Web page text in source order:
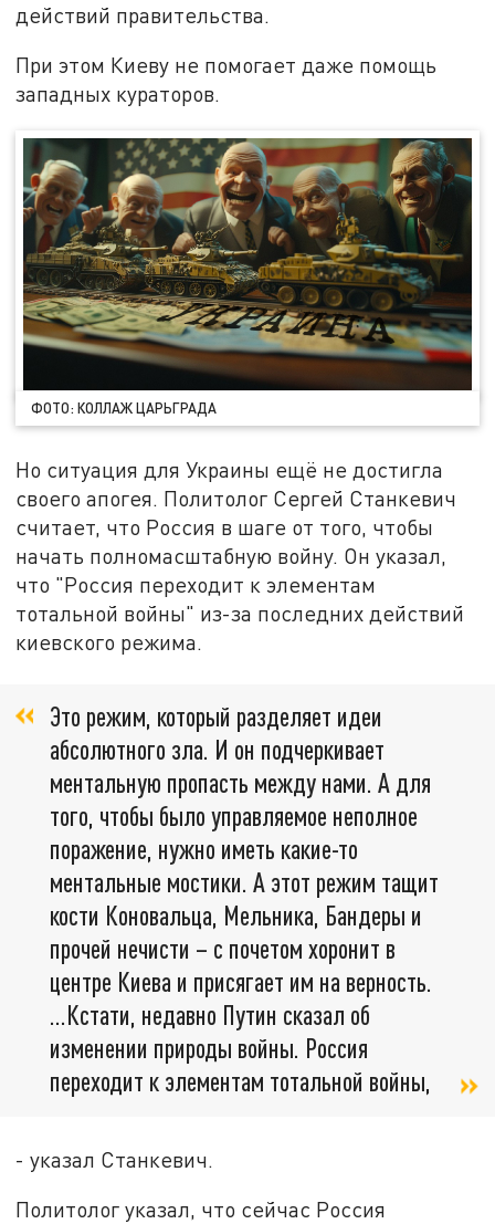
действий правительства.
При этом Киеву не помогает даже помощь
западных кураторов.
ФОТО: КОЛЛАЖ ЦАРЬГРАДА
Но ситуация для Украины ещё не достигла
своего апогея. Политолог Сергей Станкевич
считает, что Россия в шаге от того, чтобы
начать полномасштабную войну. Он указал,
что "Россия переходит к элементам
тотальной войны" из-за последних действий
киевского режима.
Это режим, который разделяет идеи
абсолютного зла. И он подчеркивает
ментальную пропасть между нами. А для
того, чтобы было управляемое неполное
поражение, нужно иметь какие-то
ментальные мостики. А этот режим тащит
кости Коновальца, Мельника, Бандеры и
прочей нечисти – с почетом хоронит в
центре Киева и присягает им на верность.
…Кстати, недавно Путин сказал об
изменении природы войны. Россия
переходит к элементам тотальной войны,
- указал Станкевич.
Политолог указал, что сейчас Россия